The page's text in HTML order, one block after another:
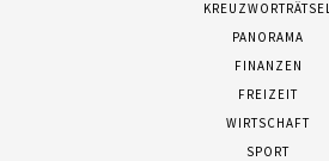
KREUZWORTRÄTSEL
PANORAMA
FINANZEN
FREIZEIT
WIRTSCHAFT
SPORT